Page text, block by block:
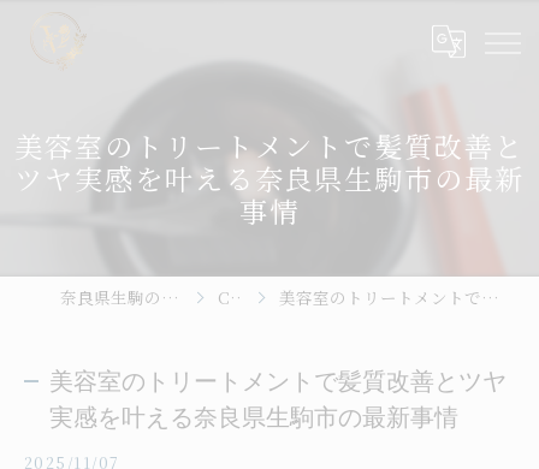
美容室のトリートメントで髪質改善と
ツヤ実感を叶える奈良県生駒市の最新
事情
奈良県生駒の美容室ならhair place VIVE Column 美容室のトリートメントで髪質改善とツヤ実感を叶える奈良県生駒市の最新事情
美容室のトリートメントで髪質改善とツヤ
実感を叶える奈良県生駒市の最新事情
2025/11/07